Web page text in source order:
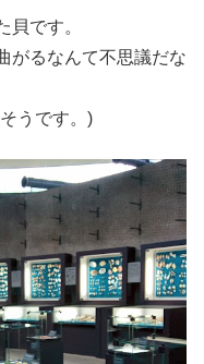
貝です。
がるなんて不思議だな
うです。)